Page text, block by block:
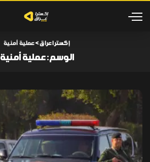
إكسترا عراق>عملية أمنية
الوسم:عملية أمنية